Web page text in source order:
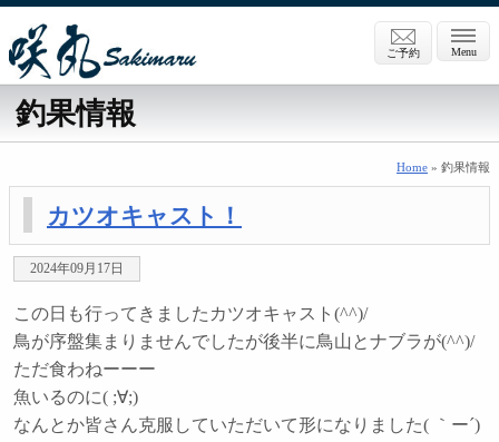
Menu
ご予約
釣果情報
Home » 釣果情報
カツオキャスト！
2024年09月17日
この日も行ってきましたカツオキャスト(^^)/
鳥が序盤集まりませんでしたが後半に鳥山とナブラが(^^)/
ただ食わねーーー
魚いるのに( ;∀;)
なんとか皆さん克服していただいて形になりました( ｀ー´)